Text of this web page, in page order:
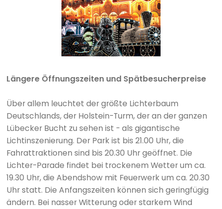
Längere Öffnungszeiten und Spätbesucherpreise
Über allem leuchtet der größte Lichterbaum
Deutschlands, der Holstein-Turm, der an der ganzen
Lübecker Bucht zu sehen ist - als gigantische
Lichtinszenierung. Der Park ist bis 21.00 Uhr, die
Fahrattraktionen sind bis 20.30 Uhr geöffnet. Die
Lichter-Parade findet bei trockenem Wetter um ca.
19.30 Uhr, die Abendshow mit Feuerwerk um ca. 20.30
Uhr statt. Die Anfangszeiten können sich geringfügig
ändern. Bei nasser Witterung oder starkem Wind